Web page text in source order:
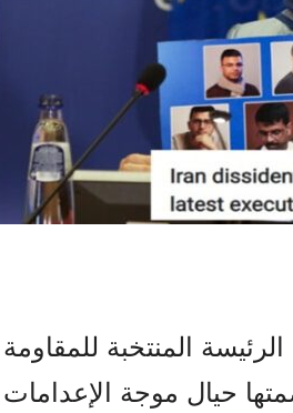
الرئيسة المنتخبة للمقاومة
حيال موجة الإعدامات